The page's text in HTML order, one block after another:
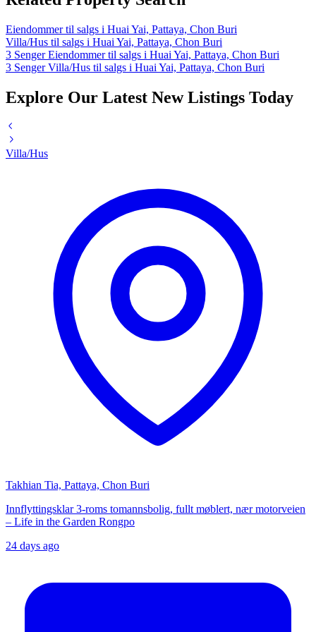
Eiendommer til salgs i Huai Yai, Pattaya, Chon Buri
Villa/Hus til salgs i Huai Yai, Pattaya, Chon Buri
3 Senger Eiendommer til salgs i Huai Yai, Pattaya, Chon Buri
3 Senger Villa/Hus til salgs i Huai Yai, Pattaya, Chon Buri
Explore Our Latest New Listings Today
Villa/Hus
Takhian Tia, Pattaya, Chon Buri
Innflyttingsklar 3-roms tomannsbolig, fullt møblert, nær motorveien
– Life in the Garden Rongpo
24 days ago